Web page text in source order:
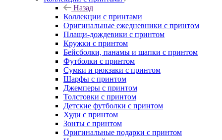
Назад
Коллекции с принтами
Оригинальные ежедневники с принтом
Плащи-дождевики с принтом
Кружки с принтом
Бейсболки, панамы и шапки с принтом
Футболки с принтом
Сумки и рюкзаки с принтом
Шарфы с принтом
Джемперы с принтом
Толстовки с принтом
Детские футболки с принтом
Худи с принтом
Зонты с принтом
Оригинальные подарки с принтом